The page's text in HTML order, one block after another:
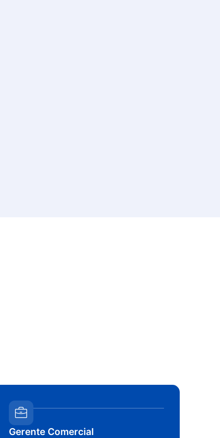
Gerente Comercial